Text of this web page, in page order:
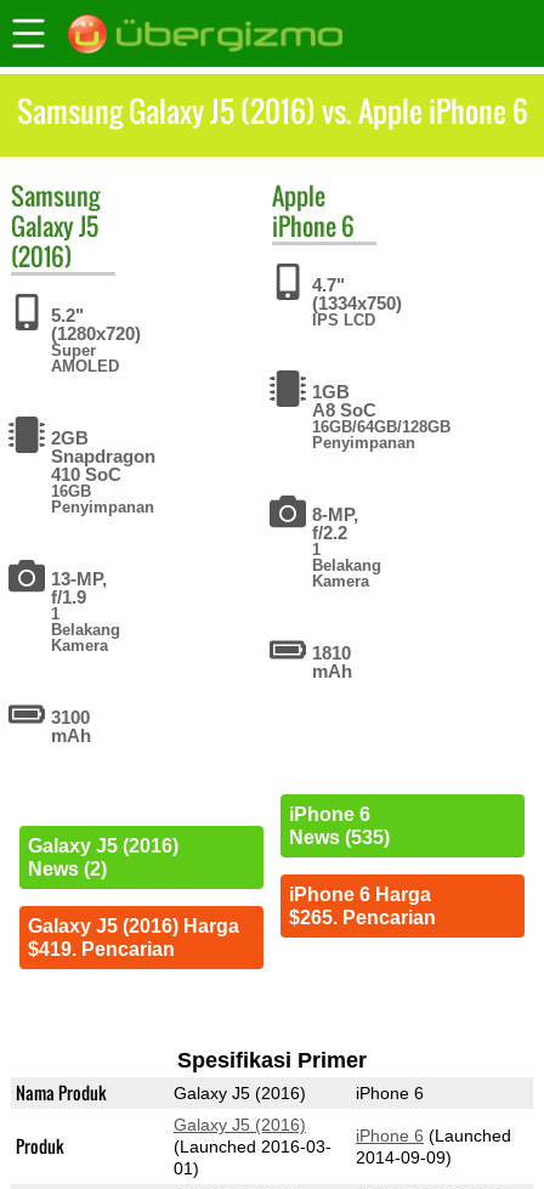
Samsung Galaxy J5 (2016) vs. Apple iPhone 6
Samsung
Galaxy J5
(2016)
5.2"
(1280x720)
Super
AMOLED
2GB
Snapdragon
410 SoC
16GB
Penyimpanan
13-MP,
f/1.9
1
Belakang
Kamera
3100
mAh
Galaxy J5 (2016)
News (2)
Galaxy J5 (2016) Harga
$419. Pencarian
Apple
iPhone 6
4.7"
(1334x750)
IPS LCD
1GB
A8 SoC
16GB/64GB/128GB
Penyimpanan
8-MP,
f/2.2
1
Belakang
Kamera
1810
mAh
iPhone 6
News (535)
iPhone 6 Harga
$265. Pencarian
Spesifikasi Primer
Nama Produk Galaxy J5 (2016) iPhone 6
Produk
Galaxy J5 (2016)
(Launched 2016-03-
01)
iPhone 6 (Launched
2014-09-09)